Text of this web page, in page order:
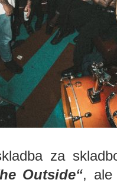
za
Outside“, ale